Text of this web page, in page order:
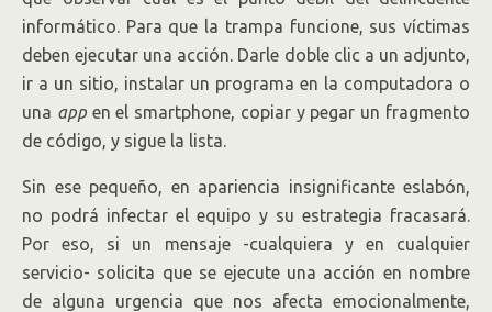
informático. Para que la trampa funcione, sus víctimas
deben ejecutar una acción. Darle doble clic a un adjunto,
ir a un sitio, instalar un programa en la computadora o
una appen el smartphone, copiar y pegar un fragmento
de código, y sigue la lista.
Sin ese pequeño, en apariencia insignificante eslabón,
no podrá infectar el equipo y su estrategia fracasará.
Por eso, si un mensaje -cualquiera y en cualquier
servicio- solicita que se ejecute una acción en nombre
de alguna urgencia que nos afecta emocionalmente,